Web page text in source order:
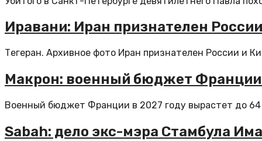
Иравани: Иран признателен
Тегеран. Архивное фото Иран признателен России и
Макрон: военный бюджет Франции
Военный бюджет Франции в 2027 году вырастет до 64
Sabah: дело экс-мэра Стамбула